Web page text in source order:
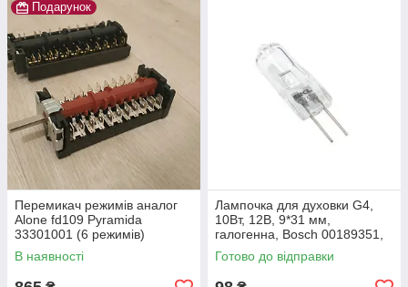
Подарунок
Перемикач режимів аналог
Alone fd109 Pyramida
33301001 (6 режимів)
В наявності
Лампочка для духовки G4,
10Вт, 12В, 9*31 мм,
галогенна, Bosch 00189351,
SKL LMP406UN
Готово до відправки